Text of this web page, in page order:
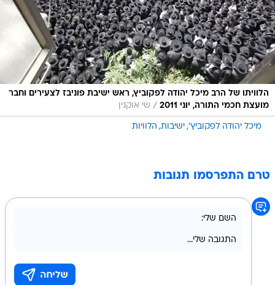
הלוויתו של הרב מיכל יהודה לפקוביץ, ראש ישיבת פוניבז לצעירים וחבר
מועצת חכמי התורה, יוני 2011
/ שי אוקנין
מיכל יהודה לפקוביץ' ישיבות הלוויות
טרם התפרסמו תגובות